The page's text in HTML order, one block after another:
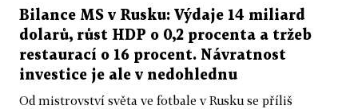
Bilance MS v Rusku: Výdaje 14 miliard
dolarů, růst HDP o 0,2 procenta a tržeb
restaurací o 16 procent. Návratnost
investice je ale v nedohlednu
Od mistrovství světa ve fotbale v Rusku se příliš